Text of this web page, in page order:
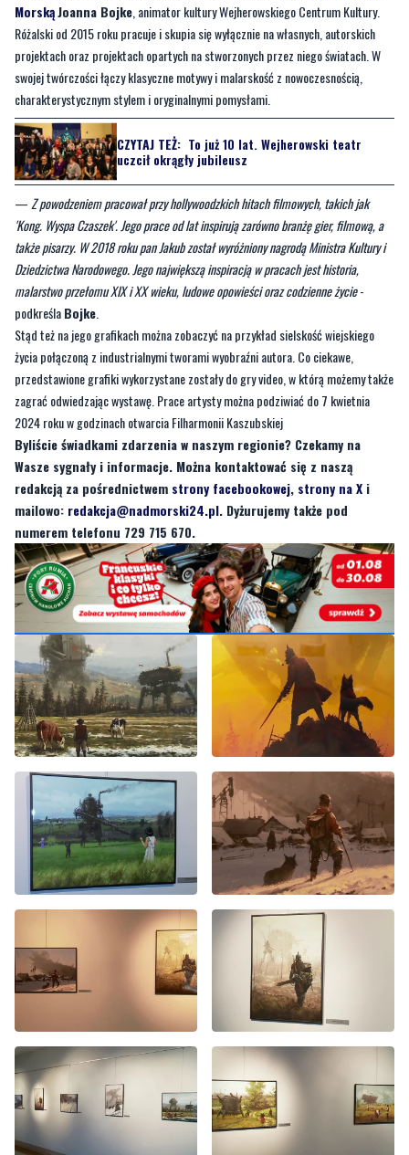
MorskąJoanna Bojke , animator kultury Wejherowskiego Centrum Kultury.
Różalski od 2015 roku pracuje i skupia się wyłącznie na własnych, autorskich
projektach oraz projektach opartych na stworzonych przez niego światach. W
swojej twórczości łączy klasyczne motywy i malarskość z nowoczesnością,
charakterystycznym stylem i oryginalnymi pomysłami.
CZYTAJ TEŻ: To już 10 lat. Wejherowski teatr
uczcił okrągły jubileusz
— Z powodzeniem pracował przy hollywoodzkich hitach filmowych, takich jak
'Kong. Wyspa Czaszek'. Jego prace od lat inspirują zarówno branżę gier, filmową, a
także pisarzy. W 2018 roku pan Jakub został wyróżniony nagrodą Ministra Kultury i
Dziedzictwa Narodowego. Jego największą inspiracją w pracach jest historia,
malarstwo przełomu XIX i XX wieku, ludowe opowieści oraz codzienne życie-
podkreślaBojke
Stąd też na jego grafikach można zobaczyć na przykład sielskość wiejskiego
życia połączoną z industrialnymi tworami wyobraźni autora. Co ciekawe,
przedstawione grafiki wykorzystane zostały do gry video, w którą możemy także
zagrać odwiedzając wystawę. Prace artysty można podziwiać do 7 kwietnia
2024 roku w godzinach otwarcia Filharmonii Kaszubskiej
Byliście świadkami zdarzenia w naszym regionie? Czekamy na
Wasze sygnały i informacje. Można kontaktować się z naszą
redakcją za pośrednictwem strony facebookowej, strony na X i
mailowo: redakcja@nadmorski24.pl. Dyżurujemy także pod
numerem telefonu 729 715 670.